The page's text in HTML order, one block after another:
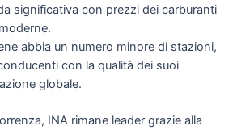
significativa con prezzi dei carburanti
abbia un numero minore di stazioni,
con la qualità dei suoi
globale.
INA rimane leader grazie alla